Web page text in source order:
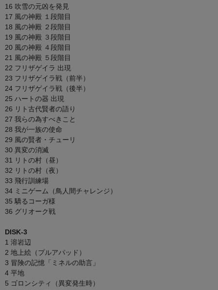
16 吹雪の元凶を発見
17 風の神殿 １段階目
18 風の神殿 ２段階目
19 風の神殿 ３段階目
20 風の神殿 ４段階目
21 風の神殿 ５段階目
22 フリザゲイラ 出現
23 フリザゲイラ戦（前半）
24 フリザゲイラ戦（後半）
25 ハートの器 出現
26 リト古代賢者の語り
27 我らの為すべきこと
28 我が一族の使命
29 風の賢者・チューリ
30 異変の消滅
31 リトの村（昼）
32 リトの村（夜）
33 飛行訓練場
34 ミニゲーム（鳥人間チャレンジ）
35 驕るコーガ様
36 グリオーク戦
DISK-3
1 溶岩辺
2 地上絵（プルアパッド）
3 冒険の記憶「ミネルの助言」
4 平地
5 ゴロンシティ（異変発生時）